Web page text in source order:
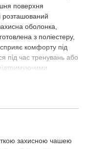
поверхня
розташований
оболонка,
з поліестеру,
сприяє комфорту під
під час тренувань або
для занять боксом,
захист від ударів у
такий захист є
захисною чашею